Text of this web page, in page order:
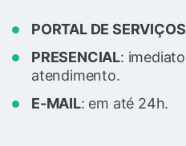
PORTAL DE SERVIÇOS
PRESENCIAL:
atendimento.
E-MAIL: em até 24h.